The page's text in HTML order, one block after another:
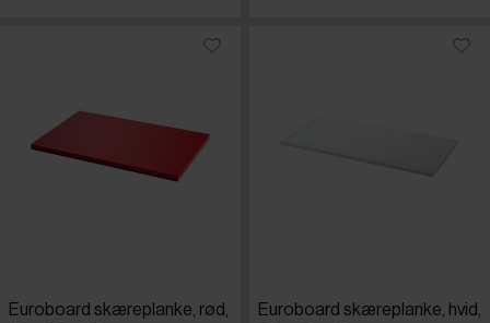
Euroboard skæreplanke, rød,
Euroboard skæreplanke, hvid,